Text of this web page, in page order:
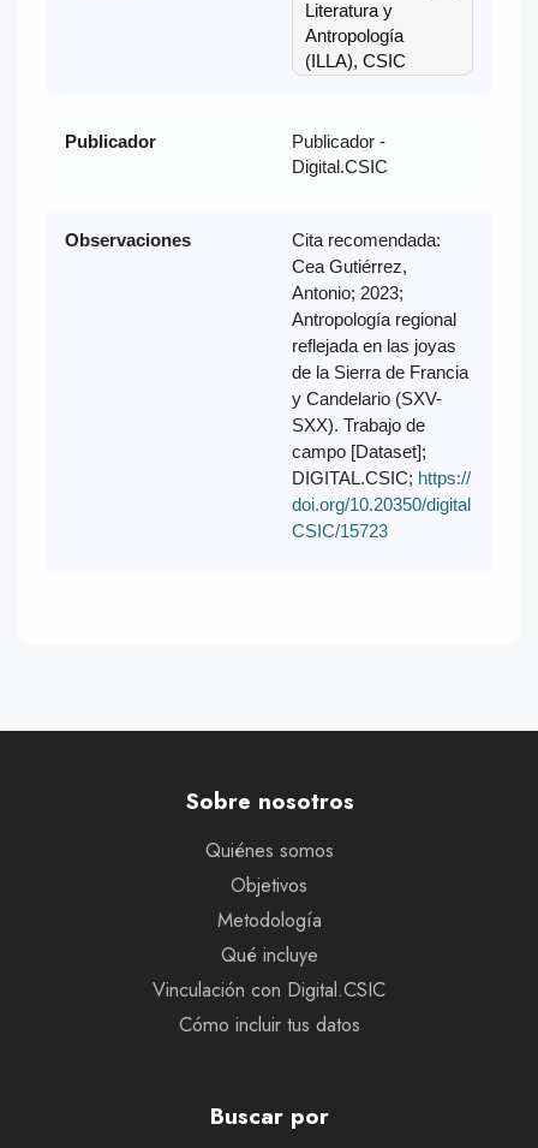
Literatura y
Antropología
(ILLA), CSIC
Publicador
Publicador -
Digital.CSIC
Observaciones
Cita recomendada:
Cea Gutiérrez,
Antonio; 2023;
Antropología regional
reflejada en las joyas
de la Sierra de Francia
y Candelario (SXV-
SXX). Trabajo de
campo [Dataset];
DIGITAL.CSIC; https://
doi.org/10.20350/digital
CSIC/15723
Sobre nosotros
Quiénes somos
Objetivos
Metodología
Qué incluye
Vinculación con Digital.CSIC
Cómo incluir tus datos
Buscar por